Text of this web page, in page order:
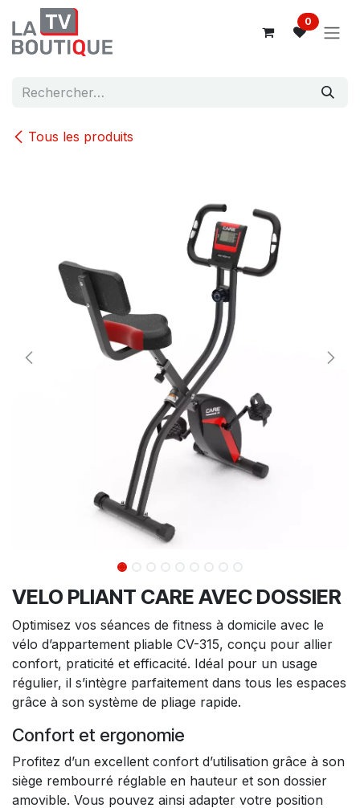
Se rendre au contenu
0
Tous les produits
VELO PLIANT CARE AVEC DOSSIER
Optimisez vos séances de fitness à domicile avec le
vélo d’appartement pliable CV-315, conçu pour allier
confort, praticité et efficacité. Idéal pour un usage
régulier, il s’intègre parfaitement dans tous les espaces
grâce à son système de pliage rapide.
Confort et ergonomie
Profitez d’un excellent confort d’utilisation grâce à son
siège rembourré réglable en hauteur et son dossier
amovible. Vous pouvez ainsi adapter votre position